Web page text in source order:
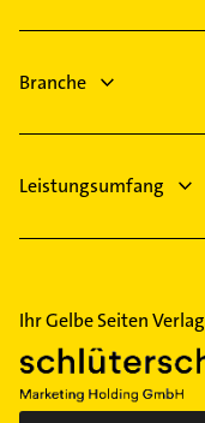
Arzt
Branche
Leistungsumfang
Ihr Gelbe Seiten Verlag